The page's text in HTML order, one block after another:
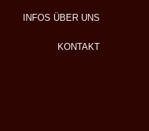
INFOS ÜBER UNS
KONTAKT